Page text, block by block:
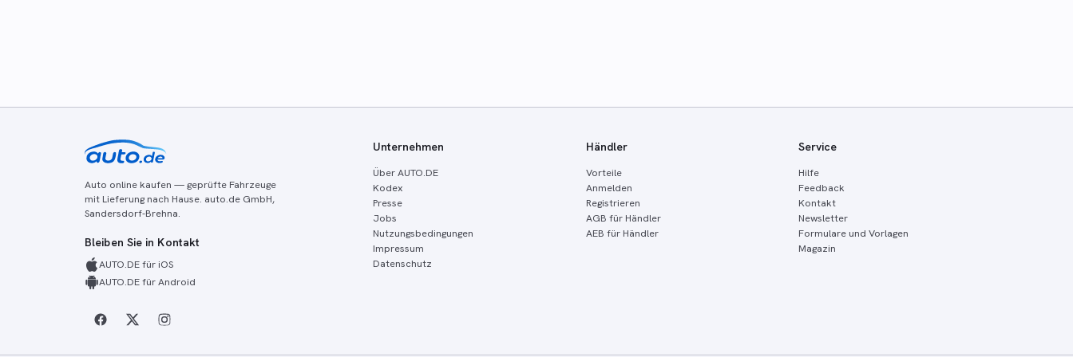
Auto online kaufen — geprüfte Fahrzeuge
mit Lieferung nach Hause. auto.de GmbH,
Sandersdorf-Brehna.
Bleiben Sie in Kontakt
AUTO.DE für iOS
AUTO.DE für Android
Unternehmen
Über AUTO.DE
Kodex
Presse
Jobs
Nutzungsbedingungen
Impressum
Datenschutz
Händler
Vorteile
Anmelden
Registrieren
AGB für Händler
AEB für Händler
Service
Hilfe
Feedback
Kontakt
Newsletter
Formulare und Vorlagen
Magazin